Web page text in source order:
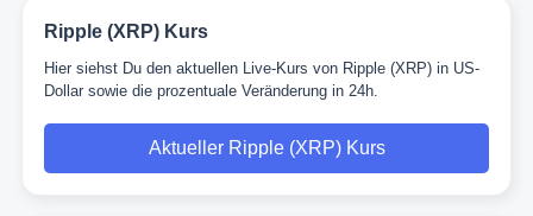
Ripple (XRP) Kurs
Hier siehst Du den aktuellen Live-Kurs von Ripple (XRP) in US-
Dollar sowie die prozentuale Veränderung in 24h.
Aktueller Ripple (XRP) Kurs